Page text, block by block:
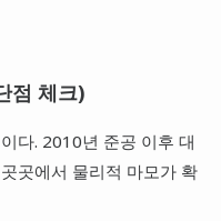
점 체크)
다. 2010년 준공 이후 대
곳에서 물리적 마모가 확